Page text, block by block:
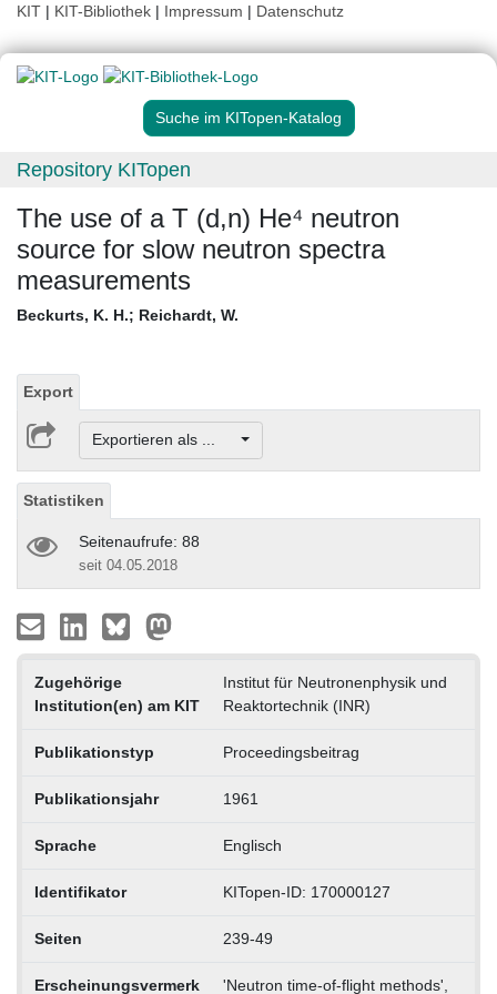
KIT | KIT-Bibliothek | Impressum | Datenschutz
Suche im KITopen-Katalog
Repository KITopen
The use of a T (d,n) He⁴ neutron
source for slow neutron spectra
measurements
Beckurts, K. H.; Reichardt, W.
Export
Exportieren als ...
Statistiken
Seitenaufrufe: 88
seit 04.05.2018
Zugehörige
Institution(en) am KIT
Institut für Neutronenphysik und
Reaktortechnik (INR)
Publikationstyp Proceedingsbeitrag
Publikationsjahr 1961
Sprache Englisch
Identifikator KITopen-ID: 170000127
Seiten 239-49
Erscheinungsvermerk 'Neutron time-of-flight methods',